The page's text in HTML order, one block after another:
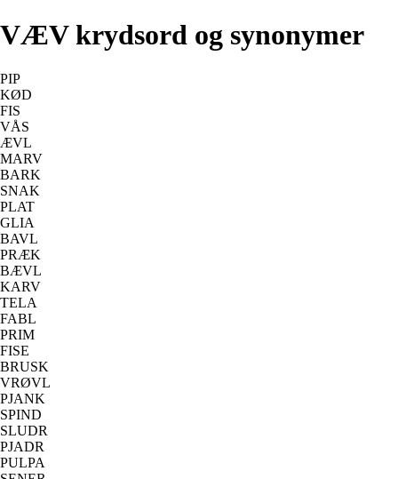
VÆV krydsord og synonymer
PIP
KØD
FIS
VÅS
ÆVL
MARV
BARK
SNAK
PLAT
GLIA
BAVL
PRÆK
BÆVL
KARV
TELA
FABL
PRIM
FISE
BRUSK
VRØVL
PJANK
SPIND
SLUDR
PJADR
PULPA